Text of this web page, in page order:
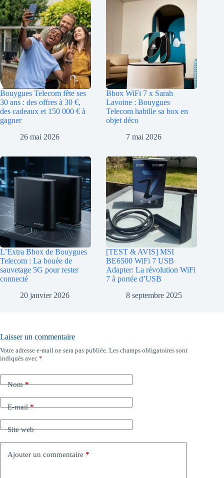
Bouygues Telecom fête ses
30 ans : des offres à 30 €,
des cadeaux et 150 000 € à
gagner
26 mai 2026
Bbox WiFi 7 x Sarah
Lavoine : Bouygues
Telecom habille sa box en
objet déco
7 mai 2026
L’Extra Bbox de Bouygues
Telecom : La bouée de
sauvetage 5G pour rester
connecté
20 janvier 2026
[TEST & AVIS] MSI
BE6500 WiFi 7 USB
Adapter: La révolution WiFi
7 à portée d’USB
8 septembre 2025
Laisser un commentaire
Votre adresse e-mail ne sera pas publiée. Les champs obligatoires sont
indiqués avec *
Nom*
E-mail*
Site web
Ajouter un commentaire *